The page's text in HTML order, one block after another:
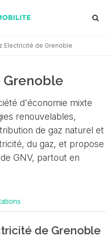
Electricité de Grenoble
Grenoble
d'économie mixte
renouvelables,
de gaz naturel et
du gaz, et propose
GNV, partout en
de Grenoble